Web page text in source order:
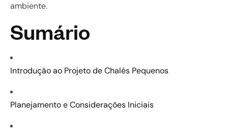
ambiente.
Sumário
Introdução ao Projeto de Chalés Pequenos
Planejamento e Considerações Iniciais